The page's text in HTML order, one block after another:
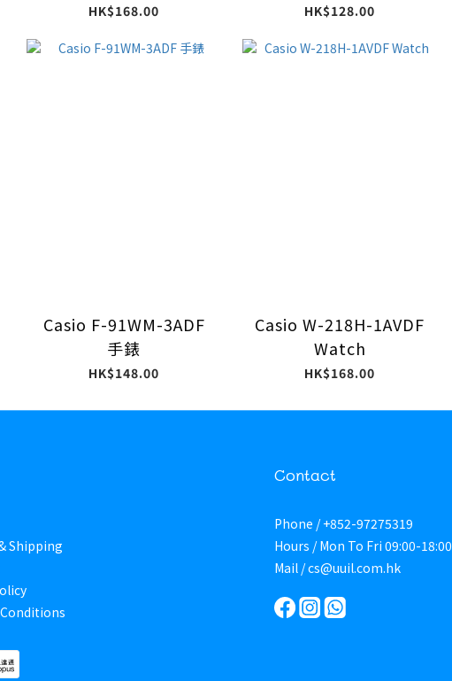
HK$168.00 HK$128.00
Casio F-91WM-3ADF
手錶
HK$148.00
Casio W-218H-1AVDF
Watch
HK$168.00
Shipping
Contact
Phone / +852-97275319
Hours / Mon To Fri 09:00-18:00
Mail / cs@uuil.com.hk